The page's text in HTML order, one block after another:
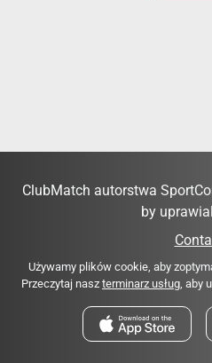
ClubMatch autorstwa
by
Używamy plików cookie, aby
Przeczytaj nasz terminarz usług, aby